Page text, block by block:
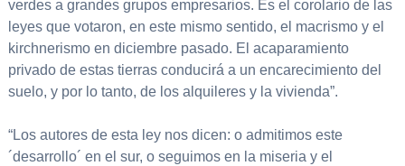
verdes a grandes grupos empresarios. Es el corolario de las
leyes que votaron, en este mismo sentido, el macrismo y el
kirchnerismo en diciembre pasado. El acaparamiento
privado de estas tierras conducirá a un encarecimiento del
suelo, y por lo tanto, de los alquileres y la vivienda”.
“Los autores de esta ley nos dicen: o admitimos este
´desarrollo´ en el sur, o seguimos en la miseria y el